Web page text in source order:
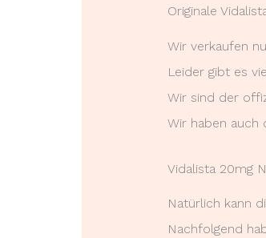
Originale
Wir verkaufen
Leider gibt es
Wir sind der
Wir haben auch
Vidalista 20mg
Natürlich kann
Nachfolgend